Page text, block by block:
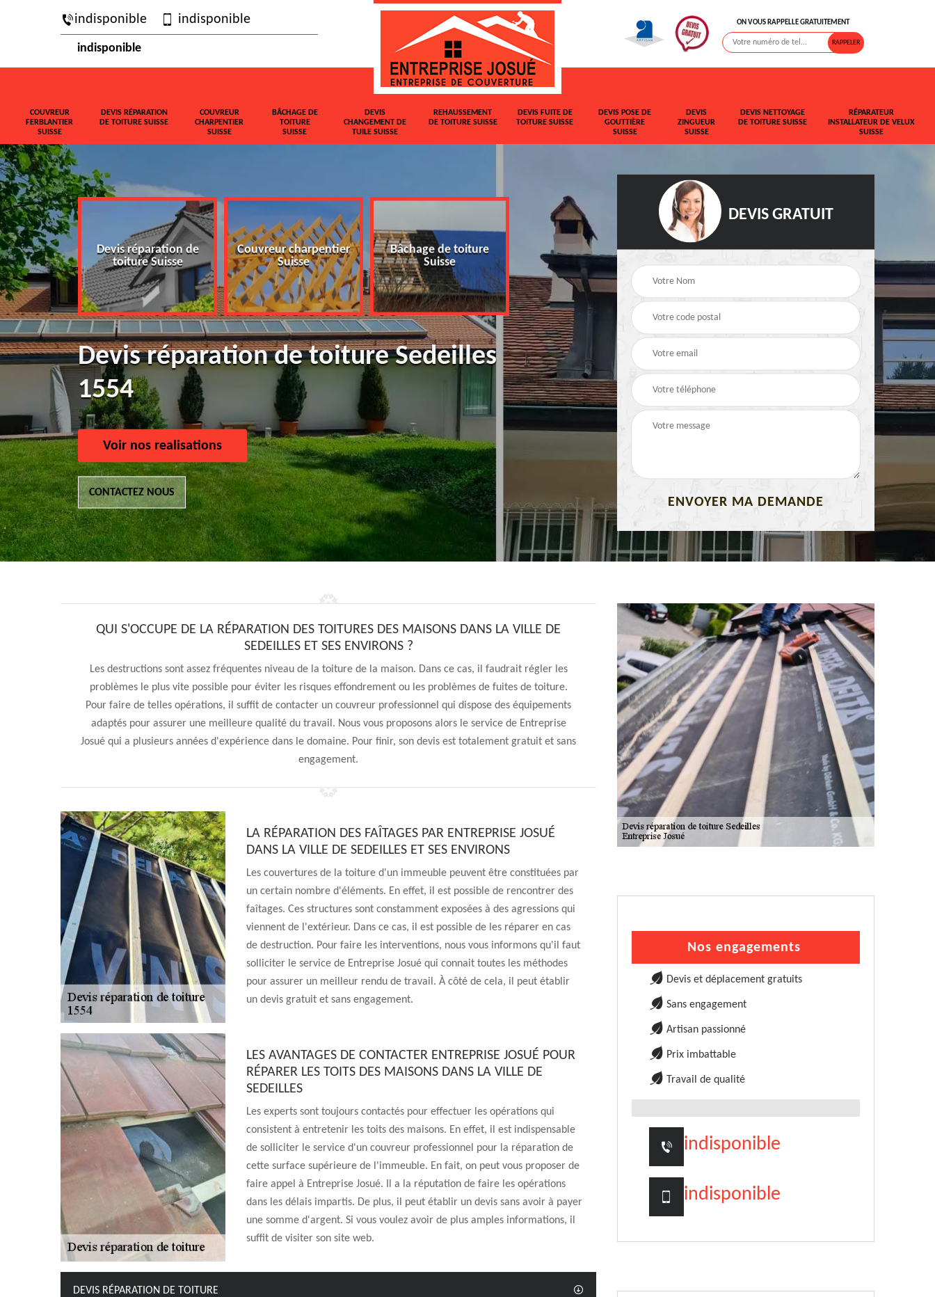
indisponible indisponible
indisponible
ON VOUS RAPPELLE GRATUITEMENT
COUVREUR
FERBLANTIER
SUISSE
DEVIS RÉPARATION
DE TOITURE SUISSE
COUVREUR
CHARPENTIER
SUISSE
BÂCHAGE DE
TOITURE
SUISSE
DEVIS
CHANGEMENT DE
TUILE SUISSE
REHAUSSEMENT
DE TOITURE SUISSE
DEVIS FUITE DE
TOITURE SUISSE
DEVIS POSE DE
GOUTTIÈRE
SUISSE
DEVIS
ZINGUEUR
SUISSE
DEVIS NETTOYAGE
DE TOITURE SUISSE
RÉPARATEUR
INSTALLATEUR DE VELUX
SUISSE
Devis réparation de
toiture Suisse
Couvreur charpentier
Suisse
Bâchage de toiture
Suisse
Devis changement de
tuile Suisse
Rehaussement de
Devis fuite de toiture
Suisse
Devis réparation de toiture Sedeilles
1554
Voir nos realisations
CONTACTEZ NOUS
DEVIS GRATUIT
QUI S'OCCUPE DE LA RÉPARATION DES TOITURES DES MAISONS DANS LA VILLE DE
SEDEILLES ET SES ENVIRONS ?
Les destructions sont assez fréquentes niveau de la toiture de la maison. Dans ce cas, il faudrait régler les
problèmes le plus vite possible pour éviter les risques effondrement ou les problèmes de fuites de toiture.
Pour faire de telles opérations, il suffit de contacter un couvreur professionnel qui dispose des équipements
adaptés pour assurer une meilleure qualité du travail. Nous vous proposons alors le service de Entreprise
Josué qui a plusieurs années d'expérience dans le domaine. Pour finir, son devis est totalement gratuit et sans
engagement.
LA RÉPARATION DES FAÎTAGES PAR ENTREPRISE JOSUÉ
DANS LA VILLE DE SEDEILLES ET SES ENVIRONS
Les couvertures de la toiture d'un immeuble peuvent être constituées par
un certain nombre d'éléments. En effet, il est possible de rencontrer des
faîtages. Ces structures sont constamment exposées à des agressions qui
viennent de l'extérieur. Dans ce cas, il est possible de les réparer en cas
de destruction. Pour faire les interventions, nous vous informons qu'il faut
solliciter le service de Entreprise Josué qui connait toutes les méthodes
pour assurer un meilleur rendu de travail. À côté de cela, il peut établir
un devis gratuit et sans engagement.
LES AVANTAGES DE CONTACTER ENTREPRISE JOSUÉ POUR
RÉPARER LES TOITS DES MAISONS DANS LA VILLE DE
SEDEILLES
Les experts sont toujours contactés pour effectuer les opérations qui
consistent à entretenir les toits des maisons. En effet, il est indispensable
de solliciter le service d'un couvreur professionnel pour la réparation de
cette surface supérieure de l'immeuble. En fait, on peut vous proposer de
faire appel à Entreprise Josué. Il a la réputation de faire les opérations
dans les délais impartis. De plus, il peut établir un devis sans avoir à payer
une somme d'argent. Si vous voulez avoir de plus amples informations, il
suffit de visiter son site web.
DEVIS RÉPARATION DE TOITURE
Nos engagements
Devis et déplacement gratuits
Sans engagement
Artisan passionné
Prix imbattable
Travail de qualité
indisponible
indisponible